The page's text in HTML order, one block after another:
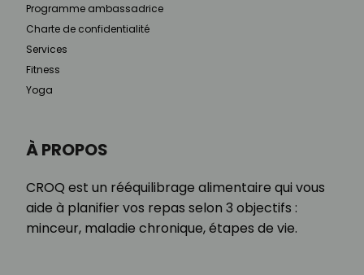
À PROPOS
CROQ est un rééquilibrage alimentaire qui vous
aide à planifier vos repas selon 3 objectifs :
minceur, maladie chronique, étapes de vie.
Programme ambassadrice
Charte de confidentialité
Services
Fitness
Yoga